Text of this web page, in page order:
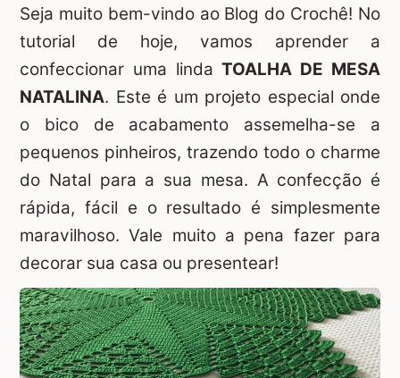
Seja muito bem-vindo ao Blog do Crochê! No
tutorial de hoje, vamos aprender a
confeccionar uma lindaTOALHA DE MESA
NATALINA. Este é um projeto especial onde
o bico de acabamento assemelha-se a
pequenos pinheiros, trazendo todo o charme
do Natal para a sua mesa. A confecção é
rápida, fácil e o resultado é simplesmente
maravilhoso. Vale muito a pena fazer para
decorar sua casa ou presentear!